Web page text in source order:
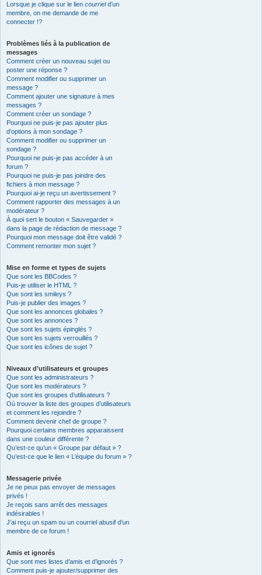
Lorsque je clique sur le lien courrield’un
membre, on me demande de me
connecter !?
Problèmes liés à la publication de
messages
Comment créer un nouveau sujet ou
poster une réponse ?
Comment modifier ou supprimer un
message ?
Comment ajouter une signature à mes
messages ?
Comment créer un sondage ?
Pourquoi ne puis-je pas ajouter plus
d’options à mon sondage ?
Comment modifier ou supprimer un
sondage ?
Pourquoi ne puis-je pas accéder à un
forum ?
Pourquoi ne puis-je pas joindre des
fichiers à mon message ?
Pourquoi ai-je reçu un avertissement ?
Comment rapporter des messages à un
modérateur ?
À quoi sert le bouton « Sauvegarder »
dans la page de rédaction de message ?
Pourquoi mon message doit être validé ?
Comment remonter mon sujet ?
Mise en forme et types de sujets
Que sont les BBCodes ?
Puis-je utiliser le HTML ?
Que sont les smileys ?
Puis-je publier des images ?
Que sont les annonces globales ?
Que sont les annonces ?
Que sont les sujets épinglés ?
Que sont les sujets verrouillés ?
Que sont les icônes de sujet ?
Niveaux d’utilisateurs et groupes
Que sont les administrateurs ?
Que sont les modérateurs ?
Que sont les groupes d’utilisateurs ?
Où trouver la liste des groupes d’utilisateurs
et comment les rejoindre ?
Comment devenir chef de groupe ?
Pourquoi certains membres apparaissent
dans une couleur différente ?
Qu’est-ce qu’un « Groupe par défaut » ?
Qu’est-ce que le lien « L’équipe du forum » ?
Messagerie privée
Je ne peux pas envoyer de messages
privés !
Je reçois sans arrêt des messages
indésirables !
J’ai reçu un spam ou un courriel abusif d’un
membre de ce forum !
Amis et ignorés
Que sont mes listes d’amis et d’ignorés ?
Comment puis-je ajouter/supprimer des